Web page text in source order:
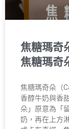
焦糖瑪奇
焦糖瑪奇
焦糖瑪奇朵（
香醇牛奶與香
朵」原意為「
奶，再在上方